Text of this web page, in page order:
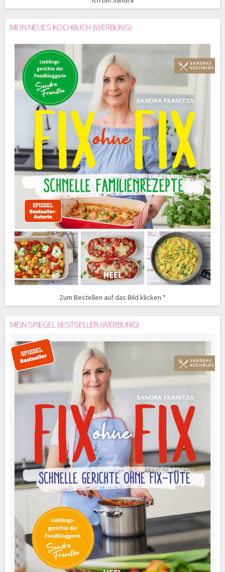
MEIN NEUES KOCHBUCH (WERBUNG)
Zum Bestellen auf das Bild klicken *
MEIN SPIEGEL BESTSELLER (WERBUNG)